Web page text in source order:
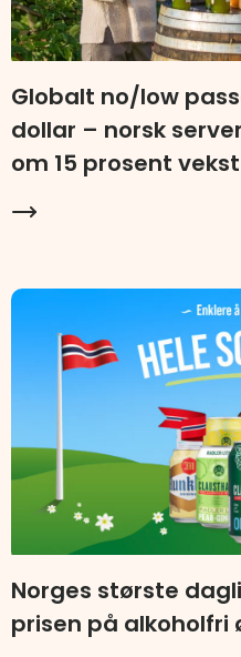
Globalt no/low
dollar – norsk
om 15 prosent vekst
Norges største
prisen på alkoholfri